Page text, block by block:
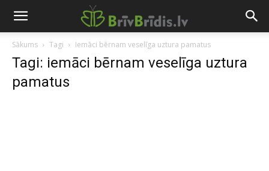
Sākums Tagi Iemāci bērnam veselīga uztura pamatus
Tagi: iemāci bērnam veselīga uztura
pamatus